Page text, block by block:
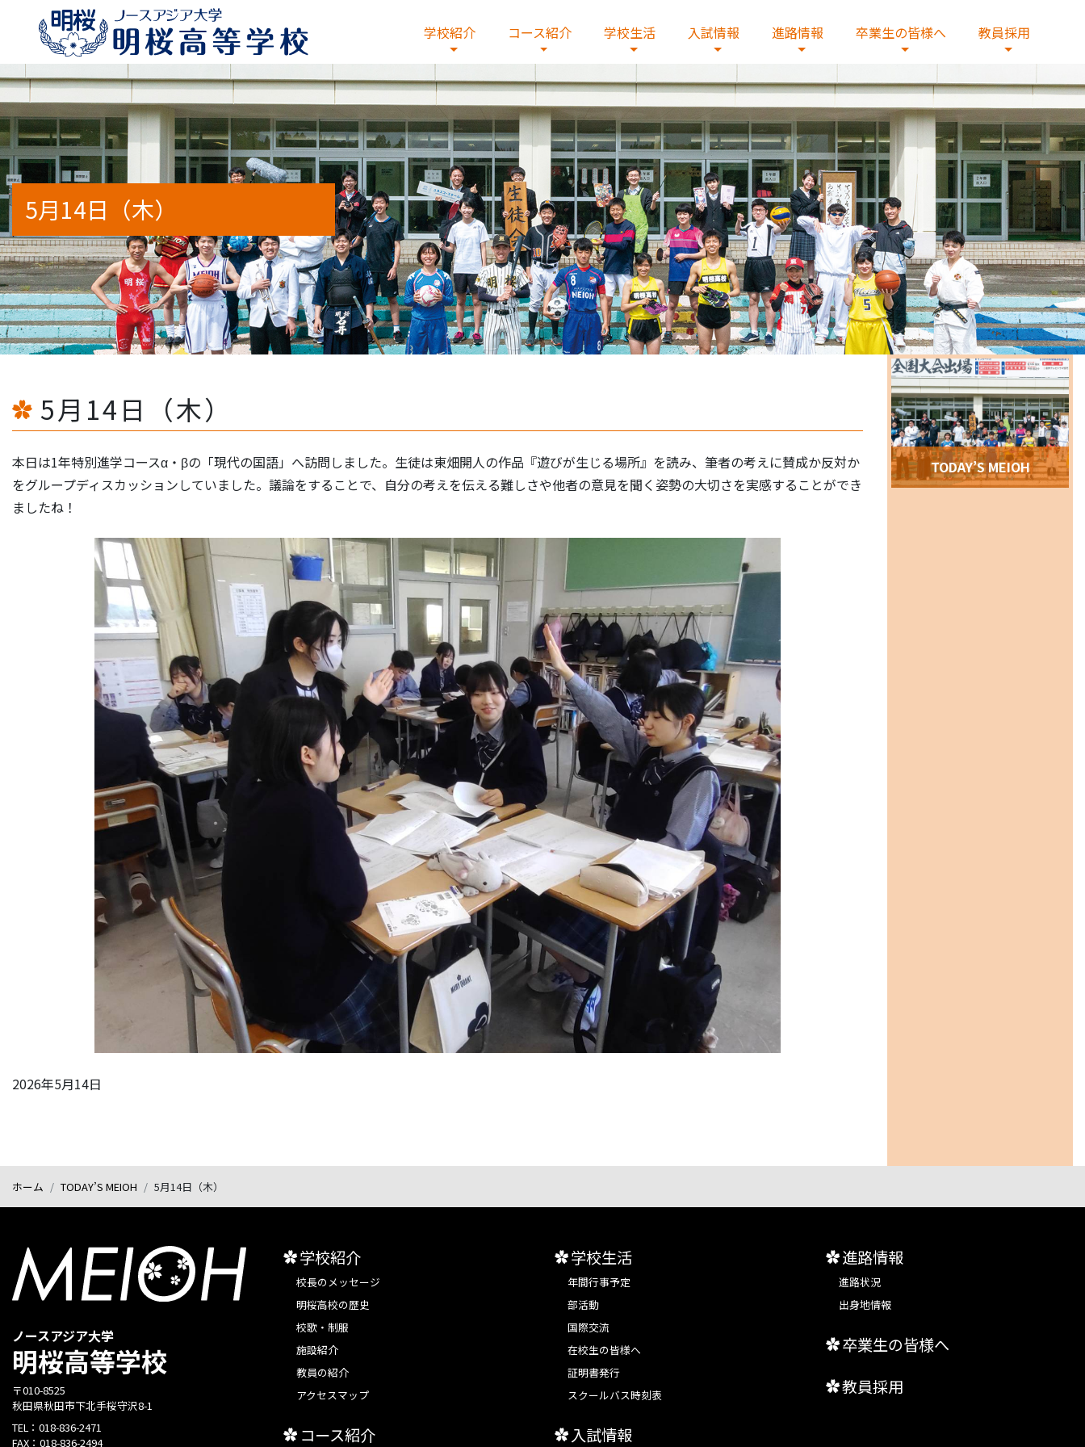
学校紹介
校長のメッセージ 明桜高校の歴史 校歌・制服 施設紹介 教員の紹介
アクセスマップ
コース紹介
特別進学コースα 特別進学コースβ デジタルコース 文理コース 総合研究コース
人間科学コース（通信制）
学校生活
年間行事予定 部活動 在校生の皆様へ 証明書発行
スクールバス時刻表
入試情報
学校案内2026 WEB出願・入試要項・出願書類
進路情報
進路状況 出身地情報
卒業生の皆様へ 教員採用
5月14日（木）
5月14日（木）
本日は1年特別進学コースα・βの「現代の国語」へ訪問しました。生徒は東畑開人の作品『遊びが生じる場所』を読み、筆者の考えに賛成か反対か
をグループディスカッションしていました。議論をすることで、自分の考えを伝える難しさや他者の意見を聞く姿勢の大切さを実感することができ
ましたね！
2026年5月14日
TODAY’S MEIOH
ホーム TODAY’S MEIOH 5月14日（木）
ノースアジア大学
明桜高等学校
〒010-8525
秋田県秋田市下北手桜守沢8-1
TEL： 018-836-2471
FAX： 018-836-2494
学校紹介
校長のメッセージ
明桜高校の歴史
校歌・制服
施設紹介
教員の紹介
アクセスマップ
コース紹介
学校生活
年間行事予定
部活動
国際交流
在校生の皆様へ
証明書発行
スクールバス時刻表
入試情報
進路情報
進路状況
出身地情報
卒業生の皆様へ
教員採用